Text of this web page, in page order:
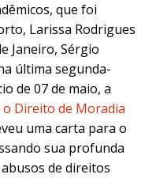
que foi
Larissa Rodrigues
Janeiro, Sérgio
última segunda-
de 07 de maio, a
o Direito de Moradia
uma carta para o
sua profunda
de direitos